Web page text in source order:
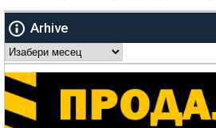
Arhive
Arhive